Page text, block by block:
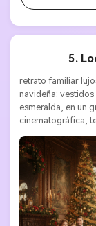
5.
retrato familiar
navideña:
esmeralda, en un
cinematográfica,